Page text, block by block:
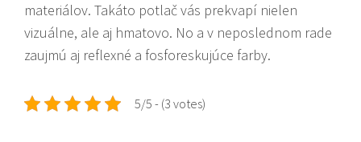
materiálov. Takáto potlač vás prekvapí nielen
vizuálne, ale aj hmatovo. No a v neposlednom rade
zaujmú aj reflexné a fosforeskujúce farby.
5/5 - (3 votes)